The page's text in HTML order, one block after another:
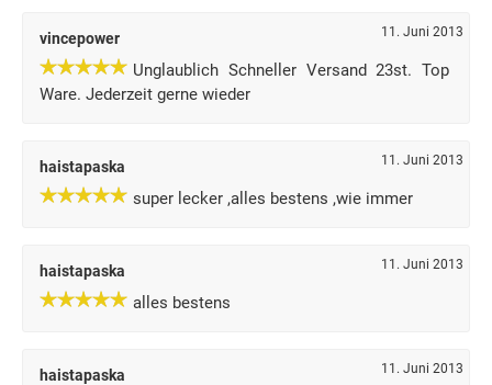
vincepower 11. Juni 2013
Unglaublich Schneller Versand 23st. Top
Ware. Jederzeit gerne wieder
haistapaska 11. Juni 2013
super lecker ,alles bestens ,wie immer
haistapaska 11. Juni 2013
alles bestens
haistapaska 11. Juni 2013